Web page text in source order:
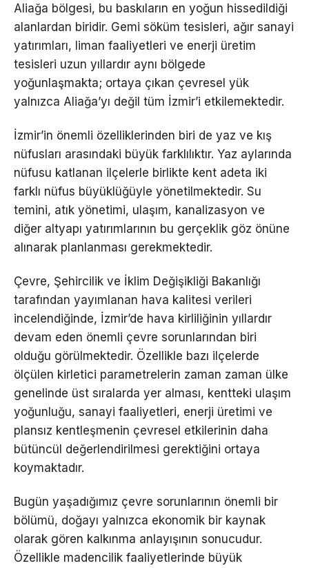
Aliağa bölgesi, bu baskıların en yoğun hissedildiği
alanlardan biridir. Gemi söküm tesisleri, ağır sanayi
yatırımları, liman faaliyetleri ve enerji üretim
tesisleri uzun yıllardır aynı bölgede
yoğunlaşmakta; ortaya çıkan çevresel yük
yalnızca Aliağa’yı değil tüm İzmir’i etkilemektedir.
İzmir’in önemli özelliklerinden biri de yaz ve kış
nüfusları arasındaki büyük farklılıktır. Yaz aylarında
nüfusu katlanan ilçelerle birlikte kent adeta iki
farklı nüfus büyüklüğüyle yönetilmektedir. Su
temini, atık yönetimi, ulaşım, kanalizasyon ve
diğer altyapı yatırımlarının bu gerçeklik göz önüne
alınarak planlanması gerekmektedir.
Çevre, Şehircilik ve İklim Değişikliği Bakanlığı
tarafından yayımlanan hava kalitesi verileri
incelendiğinde, İzmir’de hava kirliliğinin yıllardır
devam eden önemli çevre sorunlarından biri
olduğu görülmektedir. Özellikle bazı ilçelerde
ölçülen kirletici parametrelerin zaman zaman ülke
genelinde üst sıralarda yer alması, kentteki ulaşım
yoğunluğu, sanayi faaliyetleri, enerji üretimi ve
plansız kentleşmenin çevresel etkilerinin daha
bütüncül değerlendirilmesi gerektiğini ortaya
koymaktadır.
Bugün yaşadığımız çevre sorunlarının önemli bir
bölümü, doğayı yalnızca ekonomik bir kaynak
olarak gören kalkınma anlayışının sonucudur.
Özellikle madencilik faaliyetlerinde büyük